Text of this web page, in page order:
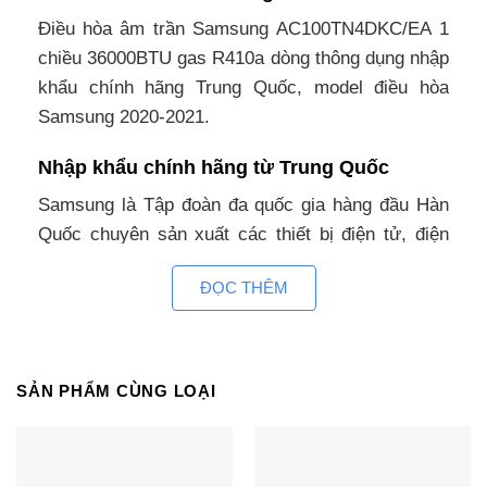
Điều hòa âm trần Samsung AC100TN4DKC/EA 1
chiều 36000BTU gas R410a dòng thông dụng nhập
khẩu chính hãng Trung Quốc, model điều hòa
Samsung 2020-2021.
Nhập khẩu chính hãng từ Trung Quốc
Samsung là Tập đoàn đa quốc gia hàng đầu Hàn
Quốc chuyên sản xuất các thiết bị điện tử, điện
lạnh, điện gia dụng (Điện thoại, tivi, điều hòa, tủ
lạnh, máy giặt…). Với lịch sử phát triển gần 100
minh, tiện ích, an toàn hơn mỗi ngày và trở thành
ĐỌC THÊM
SẢN PHẨM CÙNG LOẠI